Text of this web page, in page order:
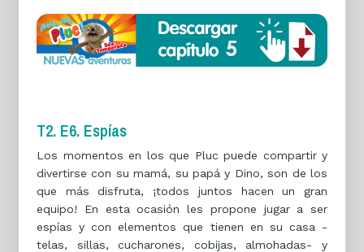
T2. E6. Espías
Los momentos en los que Pluc puede compartir y
divertirse con su mamá, su papá y Dino, son de los
que más disfruta, ¡todos juntos hacen un gran
equipo! En esta ocasión les propone jugar a ser
espías y con elementos que tienen en su casa -
telas, sillas, cucharones, cobijas, almohadas- y